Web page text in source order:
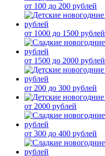
от 100 до 200 рублей
от 1000 до 1500 рублей
от 1500 до 2000 рублей
от 200 до 300 рублей
от 2000 рублей
от 300 до 400 рублей